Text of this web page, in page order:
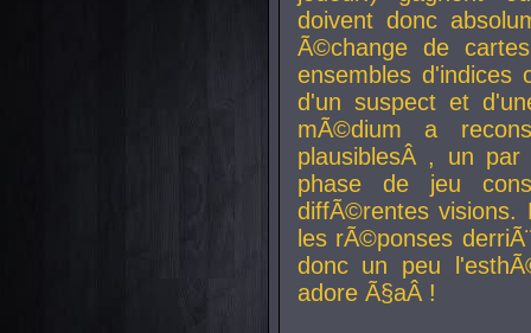
doivent donc
Ã©change de
ensembles d'indices
d'un suspect et
mÃ©dium a
plausiblesÂ , un par
phase de jeu
diffÃ©rentes visions.
les rÃ©ponses
donc un peu
adore Ã§aÂ !